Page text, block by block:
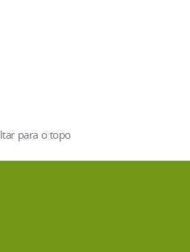
para o topo